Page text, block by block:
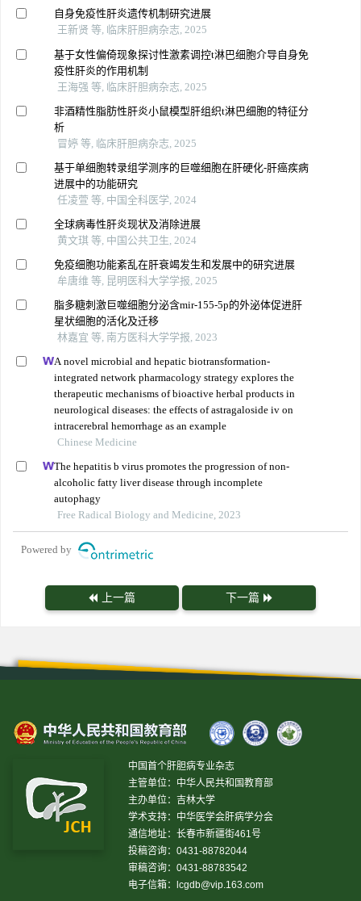
自身免疫性肝炎遗传机制研究进展
王新贤 等, 临床肝胆病杂志, 2025
基于女性偏倚现象探讨性激素调控t淋巴细胞介导自身免
疫性肝炎的作用机制
王海强 等, 临床肝胆病杂志, 2025
非酒精性脂肪性肝炎小鼠模型肝组织t淋巴细胞的特征分
析
冒婷 等, 临床肝胆病杂志, 2025
基于单细胞转录组学测序的巨噬细胞在肝硬化-肝癌疾病
进展中的功能研究
任凌萱 等, 中国全科医学, 2024
全球病毒性肝炎现状及消除进展
黄文琪 等, 中国公共卫生, 2024
免疫细胞功能紊乱在肝衰竭发生和发展中的研究进展
牟唐维 等, 昆明医科大学学报, 2025
脂多糖刺激巨噬细胞分泌含mir-155-5p的外泌体促进肝
星状细胞的活化及迁移
林嘉宜 等, 南方医科大学学报, 2023
A novel microbial and hepatic biotransformation-
integrated network pharmacology strategy explores the
therapeutic mechanisms of bioactive herbal products in
neurological diseases: the effects of astragaloside iv on
intracerebral hemorrhage as an example
Chinese Medicine
The hepatitis b virus promotes the progression of non-
alcoholic fatty liver disease through incomplete
autophagy
Free Radical Biology and Medicine, 2023
Powered by
上一篇 下一篇
中国首个肝胆病专业杂志
主管单位：中华人民共和国教育部
主办单位：吉林大学
学术支持：中华医学会肝病学分会
通信地址：长春市新疆街461号
投稿咨询：0431-88782044
审稿咨询：0431-88783542
电子信箱：
lcgdb@vip.163.com